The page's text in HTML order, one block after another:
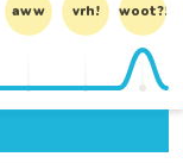
aww vrh! woot?!